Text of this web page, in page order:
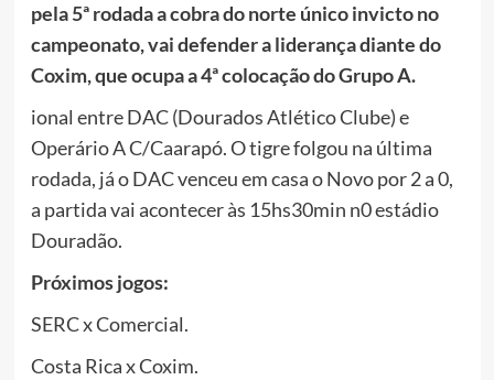
pela 5ª rodada a cobra do norte único invicto no
campeonato, vai defender a liderança diante do
Coxim, que ocupa a 4ª colocação do Grupo A.
ional entre DAC (Dourados Atlético Clube) e
Operário A C/Caarapó. O tigre folgou na última
rodada, já o DAC venceu em casa o Novo por 2 a 0,
a partida vai acontecer às 15hs30min n0 estádio
Douradão.
Próximos jogos:
SERC x Comercial.
Costa Rica x Coxim.